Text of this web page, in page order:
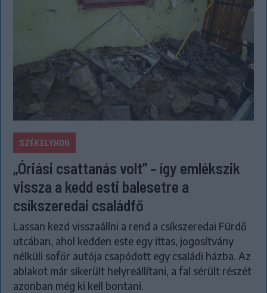
SZÉKELYHON
„Óriási csattanás volt” – így emlékszik
vissza a kedd esti balesetre a
csíkszeredai családfő
Lassan kezd visszaállni a rend a csíkszeredai Fürdő
utcában, ahol kedden este egy ittas, jogosítvány
nélküli sofőr autója csapódott egy családi házba. Az
ablakot már sikerült helyreállítani, a fal sérült részét
azonban még ki kell bontani.